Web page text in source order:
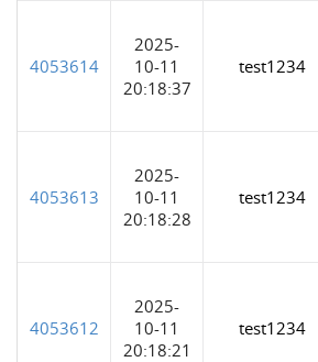
4053614
2025-
10-11
20:18:37
test1234
4053613
2025-
10-11
20:18:28
test1234
4053612
2025-
10-11
20:18:21
test1234